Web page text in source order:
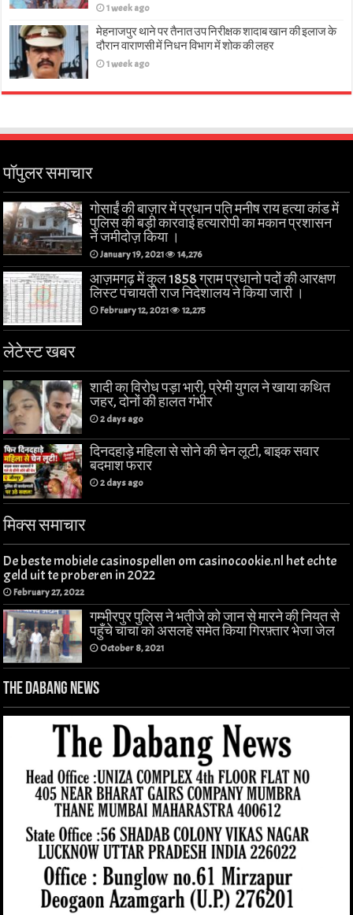
1 week ago
मेहनाजपुर थाने पर तैनात उप निरीक्षक शादाब खान की इलाज के
दौरान वाराणसी में निधन विभाग में शोक की लहर
1 week ago
पॉपुलर समाचार
गोसाईं की बाज़ार में प्रधान पति मनीष राय हत्या कांड में
पुलिस की बड़ी कारवाई हत्यारोपी का मकान प्रशासन
ने जमीदोज़ किया ।
January 19, 2021 14,276
आज़मगढ़ में कुल 1858 ग्राम प्रधानो पदों की आरक्षण
लिस्ट पंचायती राज निदेशालय ने किया जारी ।
February 12, 2021 12,275
लेटेस्ट खबर
शादी का विरोध पड़ा भारी, प्रेमी युगल ने खाया कथित
जहर, दोनों की हालत गंभीर
2 days ago
दिनदहाड़े महिला से सोने की चेन लूटी, बाइक सवार
बदमाश फरार
2 days ago
मिक्स समाचार
De beste mobiele casinospellen om casinocookie.nl het echte
geld uit te proberen in 2022
February 27, 2022
गम्भीरपुर पुलिस ने भतीजे को जान से मारने की नियत से
पहुँचे चाचा को असलहे समेत किया गिरफ़्तार भेजा जेल
October 8, 2021
The Dabang News